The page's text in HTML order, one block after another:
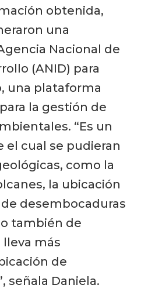
obtenida,
una
Nacional de
(ANID) para
una plataforma
la gestión de
“Es un
cual se pudieran
como la
la ubicación
desembocaduras
también de
más
de
señala Daniela.